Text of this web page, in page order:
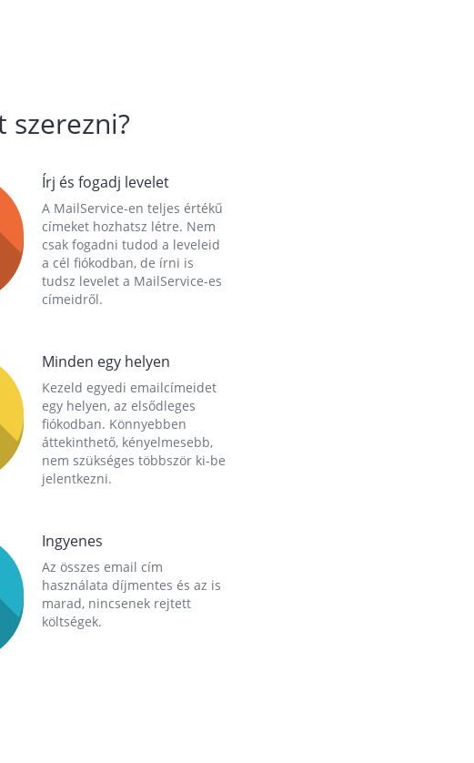
Írj és fogadj levelet
A MailService-en teljes értékű
címeket hozhatsz létre. Nem
csak fogadni tudod a leveleid
a cél fiókodban, de írni is
tudsz levelet a MailService-es
címeidről.
Minden egy helyen
Kezeld egyedi emailcímeidet
egy helyen, az elsődleges
fiókodban. Könnyebben
áttekinthető, kényelmesebb,
nem szükséges többször ki-be
jelentkezni.
Ingyenes
Az összes email cím
használata díjmentes és az is
marad, nincsenek rejtett
költségek.